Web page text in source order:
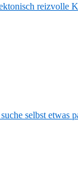
selbst etwas